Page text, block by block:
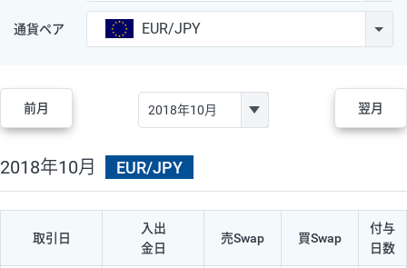
通貨ペア EUR/JPY
前月 翌月
2018年10月 EUR/JPY
取引日
入出
金日
売Swap 買Swap
付与
日数